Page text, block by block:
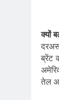
क्यों
ब्रेंट
तेल